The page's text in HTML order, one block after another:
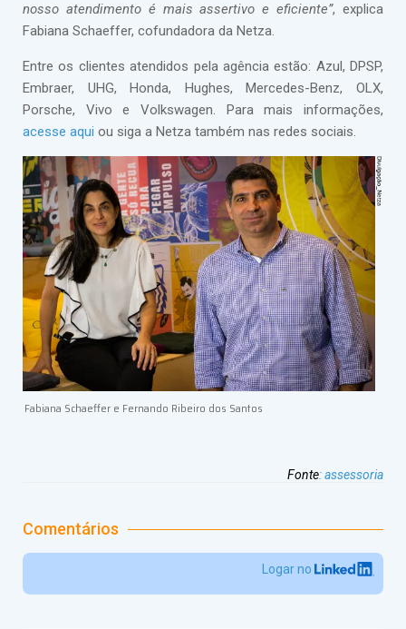
nosso atendimento é mais assertivo e eficiente”, explica
Fabiana Schaeffer, cofundadora da Netza.
Entre os clientes atendidos pela agência estão: Azul, DPSP,
Embraer, UHG, Honda, Hughes, Mercedes-Benz, OLX,
Porsche, Vivo e Volkswagen. Para mais informações,
acesse aqui ou siga a Netza também nas redes sociais.
Fabiana Schaeffer e Fernando Ribeiro dos Santos
Fonte:assessoria
Comentários
Logar no